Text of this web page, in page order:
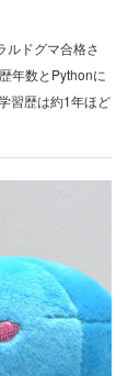
ルドグマ合格さ
年数とPythonに
習歴は約1年ほど